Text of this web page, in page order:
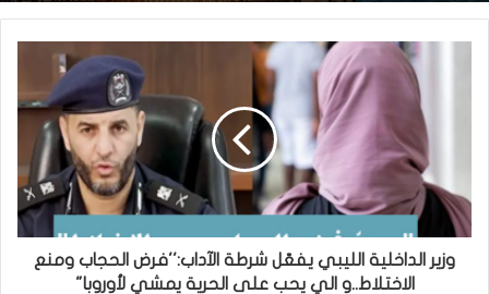
وزير الداخلية الليبي يفعّل شرطة الآداب:''فرض الحجاب ومنع
الاختلاط..و الي يحب على الحرية يمشي لأوروبا"